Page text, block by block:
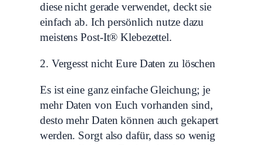
diese nicht gerade verwendet, deckt sie
einfach ab. Ich persönlich nutze dazu
meistens Post-It® Klebezettel.
2. Vergesst nicht Eure Daten zu löschen
Es ist eine ganz einfache Gleichung; je
mehr Daten von Euch vorhanden sind,
desto mehr Daten können auch gekapert
werden. Sorgt also dafür, dass so wenig